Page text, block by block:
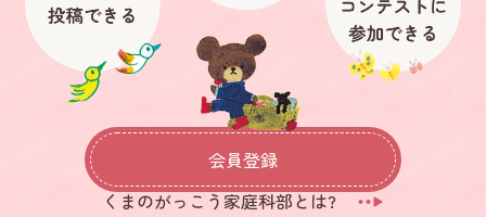
会員登録
くまのがっこう家庭科部とは?